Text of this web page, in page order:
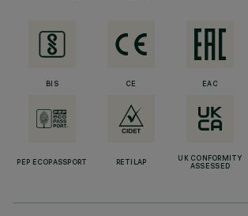
BIS CE EAC
PEP ECOPASSPORT RETILAP
UK CONFORMITY
ASSESSED